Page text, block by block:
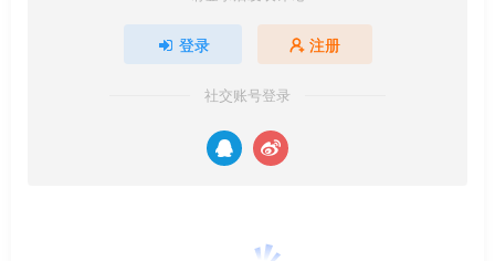
登录 注册
社交账号登录